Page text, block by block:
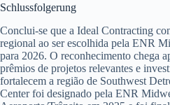
Schlussfolgerung
Conclui-se que a Ideal Contracting
regional ao ser escolhida pela ENR
para 2026. O reconhecimento chega
prêmios de projetos relevantes e
fortalecem a região de Southwest
Center foi designado pela ENR